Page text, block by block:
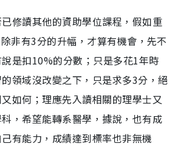
修讀其他的資助學位課程，假如重
非有3分的升幅，才算有機會，先不
是扣10%的分數；只是多花1年時
領域沒改變之下，只是求多3分，絕
如何；理應先入讀相關的理學士又
，希望能轉系醫學，據說，也有成
有能力，成績達到標率也非無機